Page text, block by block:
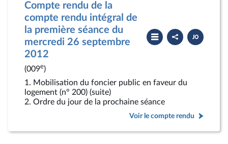
Compte rendu de la
compte rendu intégral de
la première séance du
mercredi 26 septembre
2012
(009e)
Partager
le
compte
Télécharger
le
PDF
1. Mobilisation du foncier public en faveur du
logement (n° 200) (suite)
2. Ordre du jour de la prochaine séance
Voir le compte rendu